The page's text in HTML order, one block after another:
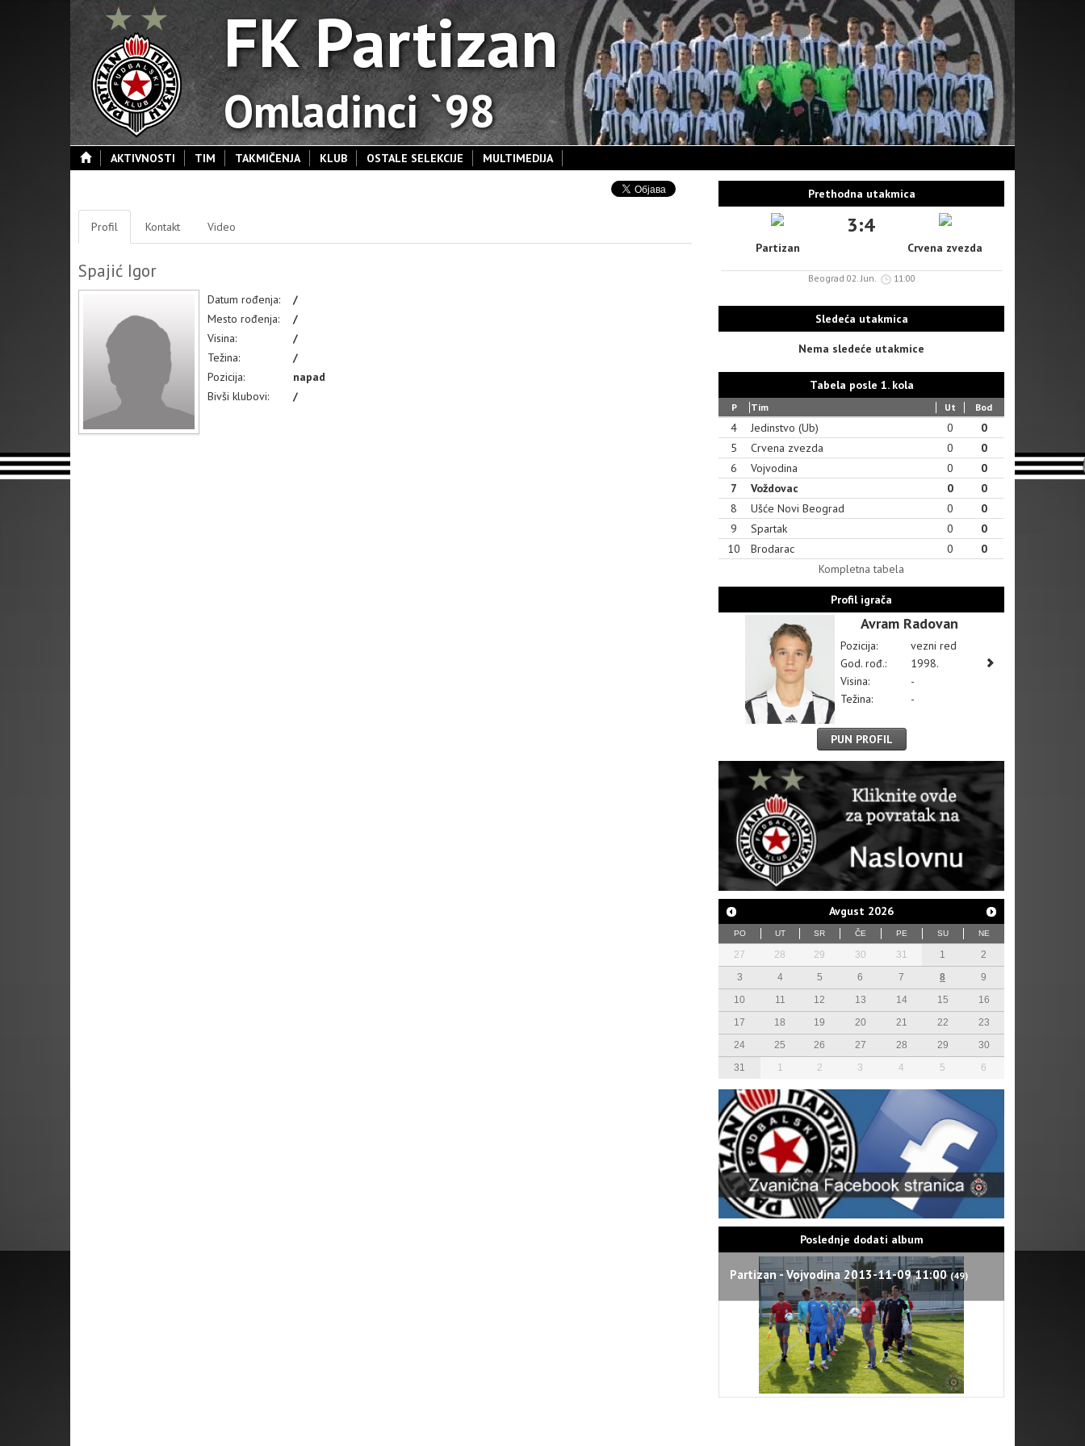
FK Partizan
Omladinci `98
AKTIVNOSTI TIM TAKMIČENJA KLUB OSTALE SELEKCIJE MULTIMEDIJA
Profil Kontakt Video
Spajić Igor
Datum rođenja:
/
Mesto rođenja:
/
Visina:
/
Težina:
/
Pozicija:
napad
Bivši klubovi:
/
Prethodna utakmica
3:4
Partizan Crvena zvezda
Beograd 02. Jun. 11:00
Sledeća utakmica
Nema sledeće utakmice
Tabela posle 1. kola
P Tim Ut Bod
4 Jedinstvo (Ub) 0
0
5
Crvena zvezda 0
0
6
Vojvodina 0
0
7
Voždovac 0
0
8
Ušće Novi Beograd 0
0
9
Spartak 0
0
10
Brodarac 0
0
Kompletna tabela
Profil igrača
Avram Radovan
Pozicija:
vezni red
God. rođ.:
1998.
Visina:
-
Težina:
-
PUN PROFIL
Avgust 2026
PO UT SR ČE PE SU NE
27 28 29 30 31 1
2
3
4 5 6 7 8
9
10
11 12 13 14 15
16
17
18 19 20 21 22
23
24
25 26 27 28 29
30
31
1 2 3 4 5 6
Poslednje dodati album
Partizan - Vojvodina 2013-11-09 11:00(49)